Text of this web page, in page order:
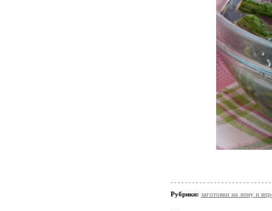
Рубрики: заготовки на зиму и